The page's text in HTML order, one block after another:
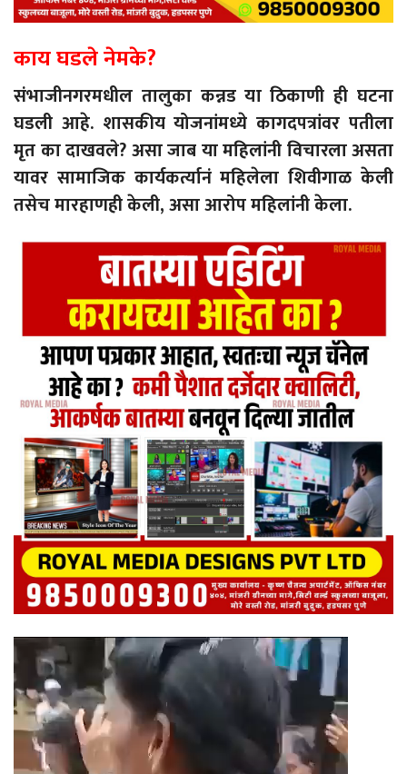
काय घडले नेमके?
संभाजीनगरमधील तालुका कन्नड या ठिकाणी ही घटना
घडली आहे. शासकीय योजनांमध्ये कागदपत्रांवर पतीला
मृत का दाखवले? असा जाब या महिलांनी विचारला असता
यावर सामाजिक कार्यकर्त्यानं महिलेला शिवीगाळ केली
तसेच मारहाणही केली, असा आरोप महिलांनी केला.
Video
Player